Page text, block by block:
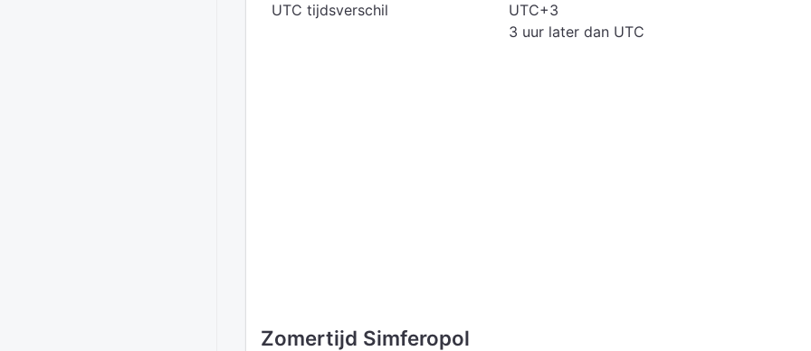
UTC tijdsverschil
UTC+3
3 uur later dan UTC
Zomertijd Simferopol